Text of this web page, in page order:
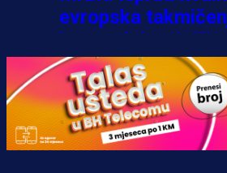
evropska
bonus dobrodošlice!
2 h 39 min